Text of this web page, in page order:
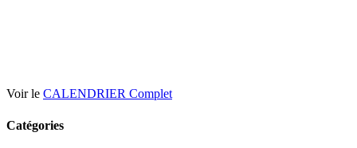
Voir le CALENDRIER Complet
Catégories